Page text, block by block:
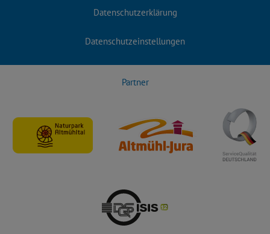
Datenschutzerklärung
Datenschutzeinstellungen
Partner